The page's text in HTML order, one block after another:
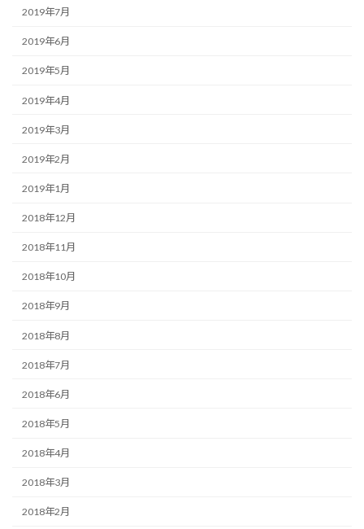
2019年7月
2019年6月
2019年5月
2019年4月
2019年3月
2019年2月
2019年1月
2018年12月
2018年11月
2018年10月
2018年9月
2018年8月
2018年7月
2018年6月
2018年5月
2018年4月
2018年3月
2018年2月